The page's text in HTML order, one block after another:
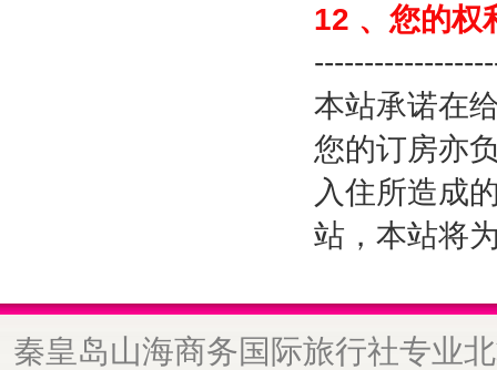
12 、您的权
本站承诺在
您的订房亦
入住所造成
站，本站将
秦皇岛山海商务国际旅行社专业